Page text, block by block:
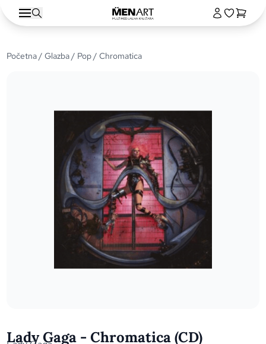
Početna/Glazba/ Pop/ Chromatica
Lady Gaga - Chromatica (CD)